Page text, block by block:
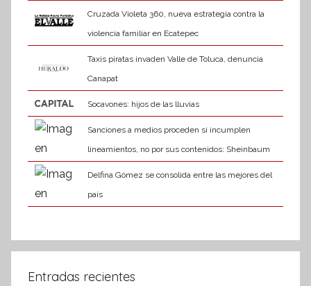
Cruzada Violeta 360, nueva estrategia contra la
violencia familiar en Ecatepec
Taxis piratas invaden Valle de Toluca, denuncia
Canapat
Socavones: hijos de las lluvias
Sanciones a medios proceden si incumplen
lineamientos, no por sus contenidos: Sheinbaum
Delfina Gómez se consolida entre las mejores del
país
Entradas recientes